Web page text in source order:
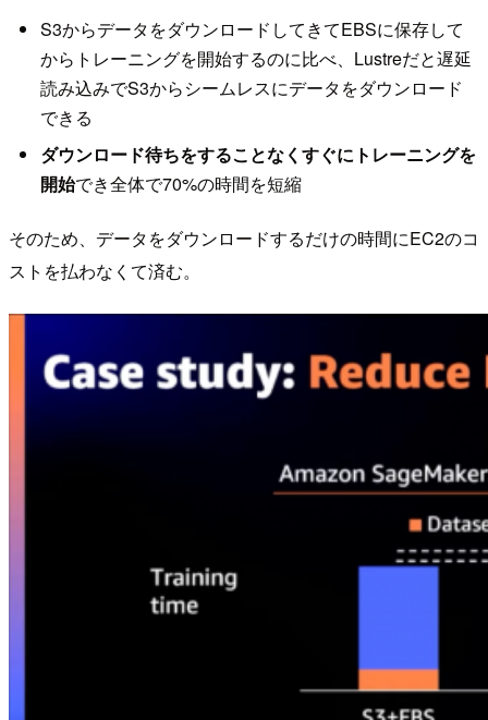
S3からデータをダウンロードしてきてEBSに保存して
からトレーニングを開始するのに比べ、Lustreだと遅延
読み込みでS3からシームレスにデータをダウンロード
できる
ダウンロード待ちをすることなくすぐにトレーニングを
開始でき全体で70%の時間を短縮
そのため、データをダウンロードするだけの時間にEC2のコ
ストを払わなくて済む。